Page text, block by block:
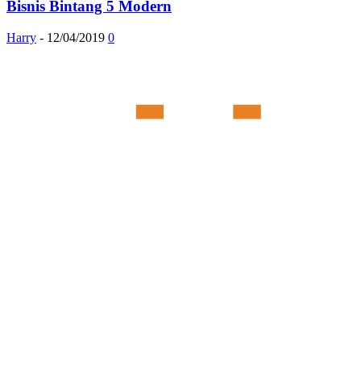
Bisnis Bintang 5 Modern
Harry - 12/04/2019 0